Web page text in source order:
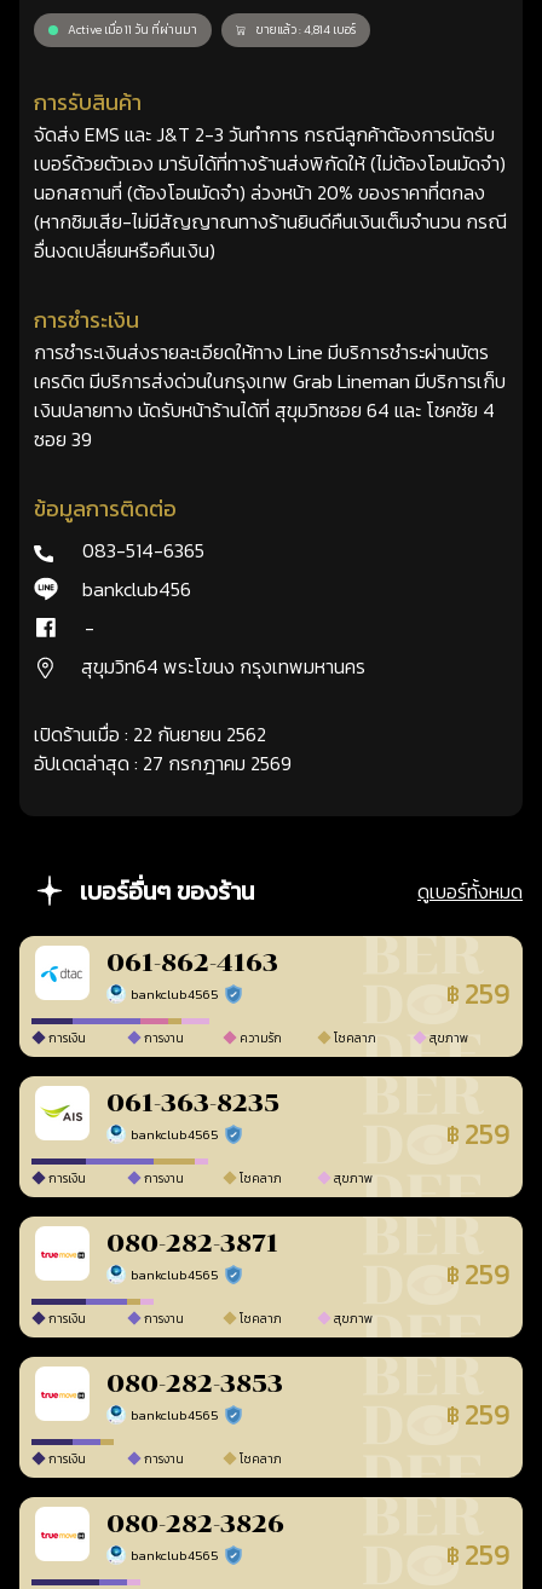
Active เมื่อ 11 วัน ที่ผ่านมา ขายแล้ว : 4,814 เบอร์
การรับสินค้า
จัดส่ง EMS และ J&T 2-3 วันทำการ กรณีลูกค้าต้องการนัดรับ
เบอร์ด้วยตัวเอง มารับได้ที่ทางร้านส่งพิกัดให้ (ไม่ต้องโอนมัดจำ)
นอกสถานที่ (ต้องโอนมัดจำ) ล่วงหน้า 20% ของราคาที่ตกลง
(หากซิมเสีย-ไม่มีสัญญาณทางร้านยินดีคืนเงินเต็มจำนวน กรณี
อื่นงดเปลี่ยนหรือคืนเงิน)
การชำระเงิน
การชำระเงินส่งรายละเอียดให้ทาง Line มีบริการชำระผ่านบัตร
เครดิต มีบริการส่งด่วนในกรุงเทพ Grab Lineman มีบริการเก็บ
เงินปลายทาง นัดรับหน้าร้านได้ที่ สุขุมวิทซอย 64 และ โชคชัย 4
ซอย 39
ข้อมูลการติดต่อ
083-514-6365
bankclub456
-
สุขุมวิท64 พระโขนง กรุงเทพมหานคร
เปิดร้านเมื่อ : 22 กันยายน 2562
อัปเดตล่าสุด : 27 กรกฎาคม 2569
เบอร์อื่นๆ ของร้าน ดูเบอร์ทั้งหมด
061-862-4163
bankclub4565 ร้านยืนยันแล้ว ฿ 259
การเงิน การงาน ความรัก โชคลาภ สุขภาพ
061-363-8235
bankclub4565 ร้านยืนยันแล้ว ฿ 259
การเงิน การงาน โชคลาภ สุขภาพ
080-282-3871
bankclub4565 ร้านยืนยันแล้ว ฿ 259
การเงิน การงาน โชคลาภ สุขภาพ
080-282-3853
bankclub4565 ร้านยืนยันแล้ว ฿ 259
การเงิน การงาน โชคลาภ
080-282-3826
bankclub4565 ร้านยืนยันแล้ว ฿ 259